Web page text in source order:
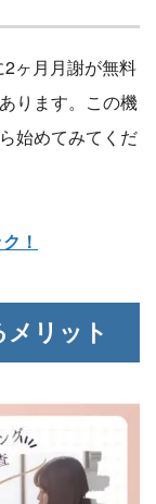
ヶ月月謝が無料
ります。この機
始めてみてくだ
！
メリット